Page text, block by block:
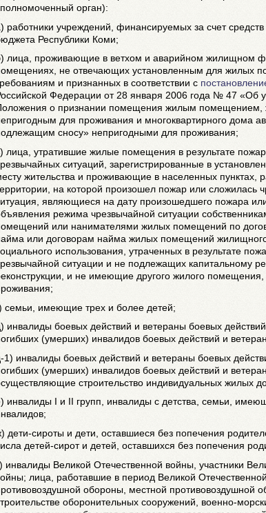
орган):
работники учреждений, финансируемых за счет средств
Республики Коми;
лица, проживающие в ветхом и аварийном жилищном
не отвечающих установленным для жилых
и признанных в соответствии с
Федерации от 28 января 2006 года № 47 «Об
о признании помещения жилым помещением,
для проживания и многоквартирного дома
сносу» непригодными для проживания;
лица, утратившие жилые помещения в результате
ситуаций, зарегистрированные в
жительства и проживающие в населенных пунктах,
на которой произошел пожар или сложилась
являющиеся на дату произошедшего пожара
режима чрезвычайной ситуации
или нанимателями жилых помещений по
или договорам найма жилых помещений
использования, утраченных в результате
ситуации и не подлежащих капитальному
и не имеющие другого жилого помещения,
семьи, имеющие трех и более детей;
инвалиды боевых действий и ветераны боевых
(умерших) инвалидов боевых действий и
1) инвалиды боевых действий и ветераны боевых
(умерших) инвалидов боевых действий и
строительство индивидуальных жилых
инвалиды I и II групп, инвалиды с детства, семьи,
дети-сироты и дети, оставшиеся без попечения
детей-сирот и детей, оставшихся без попечения
инвалиды Великой Отечественной войны, участники
лица, работавшие в период Великой
обороны, местной противовоздушной
оборонительных сооружений, военно-